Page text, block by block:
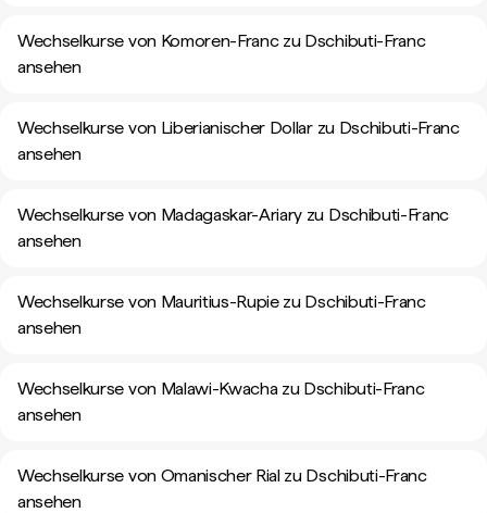
Wechselkurse von Komoren-Franc zu Dschibuti-Franc
ansehen
Wechselkurse von Liberianischer Dollar zu Dschibuti-Franc
ansehen
Wechselkurse von Madagaskar-Ariary zu Dschibuti-Franc
ansehen
Wechselkurse von Mauritius-Rupie zu Dschibuti-Franc
ansehen
Wechselkurse von Malawi-Kwacha zu Dschibuti-Franc
ansehen
Wechselkurse von Omanischer Rial zu Dschibuti-Franc
ansehen